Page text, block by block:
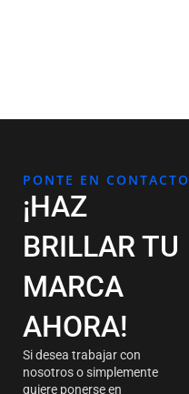
PONTE EN CONTACTO
¡HAZ
BRILLAR TU
MARCA
AHORA!
Si desea trabajar con
nosotros o simplemente
quiere ponerse en